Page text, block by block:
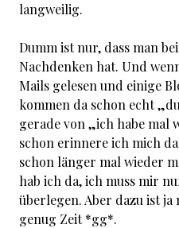
langweilig.
Dumm ist nur, dass man
Nachdenken hat. Und
Mails gelesen und einige
kommen da schon echt
gerade von „ich habe mal
schon erinnere ich mich
schon länger mal wieder
hab ich da, ich muss mir
überlegen. Aber dazu ist
genug Zeit *gg*.